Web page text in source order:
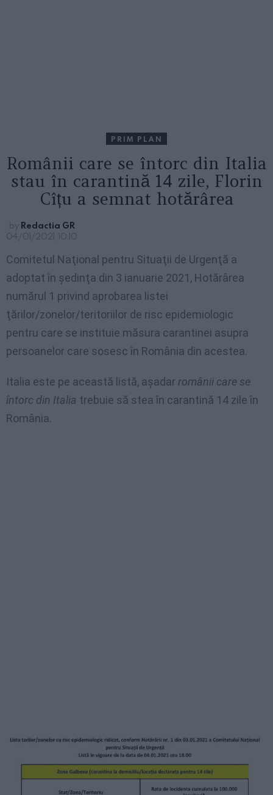
PRIM PLAN
Românii care se întorc din Italia
stau în carantină 14 zile, Florin
Cîțu a semnat hotărârea
by Redactia GR
04/01/2021, 10:10
Comitetul Naţional pentru Situaţii de Urgenţă a
adoptat în şedinţa din 3 ianuarie 2021, Hotărârea
numărul 1 privind aprobarea listei
ţărilor/zonelor/teritoriilor de risc epidemiologic
pentru care se instituie măsura carantinei asupra
persoanelor care sosesc în România din acestea.
Italia este pe această listă, așadar românii care se
întorc din Italia trebuie să stea în carantină 14 zile în
România.